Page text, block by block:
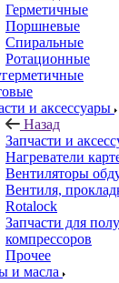
Герметичные
Поршневые
Спиральные
Ротационные
и аксессуары
Назад
Запчасти и
Нагреватели
Вентиляторы
Вентиля,
Rotalock
Запчасти для
компрессоров
Прочее
и масла